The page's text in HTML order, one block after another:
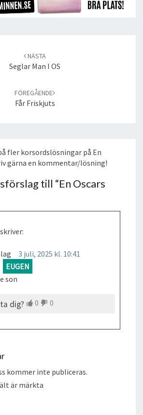
NÄSTA
Seglar Man I OS
FÖREGÅENDE
Får Friskjuts
fler korsordslösningar på En
gärna en kommentar/lösning!
till “En Oscars
skriver:
3 juli, 2025 kl. 10:41
EUGEN
son
dig? 0
0
kommer inte publiceras.
är märkta